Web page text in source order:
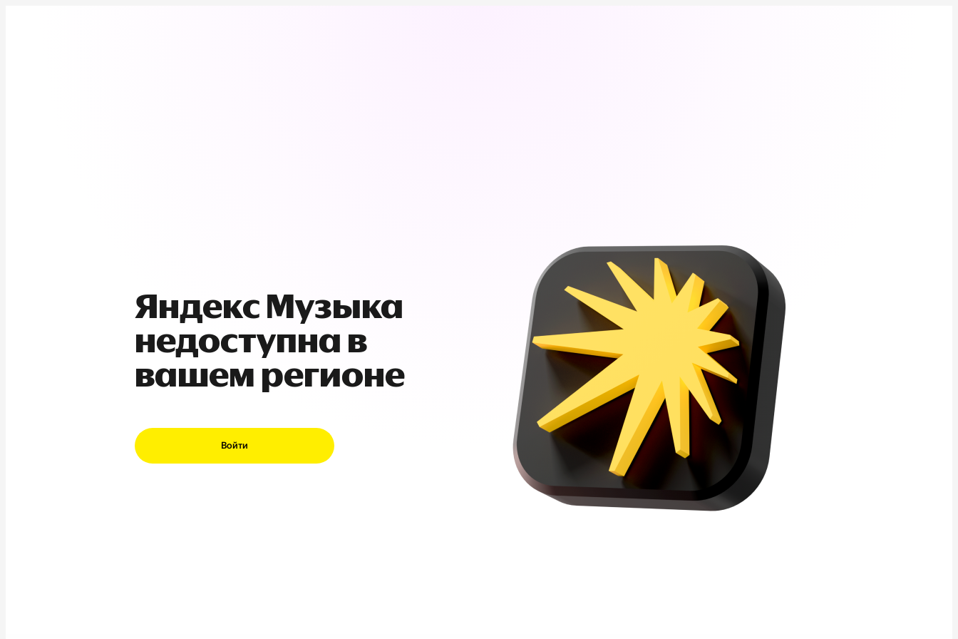
Яндекс Музыка
недоступна в
вашем регионе
Войти